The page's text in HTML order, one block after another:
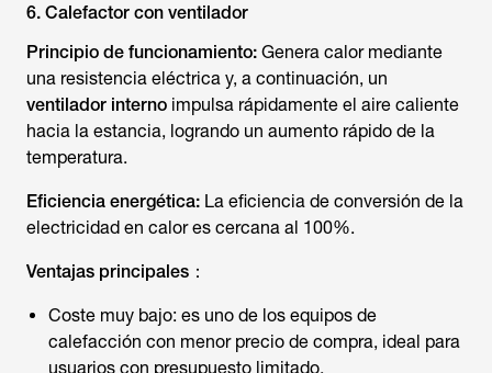
6. Calefactor con ventilador
Principio de funcionamiento: Genera calor mediante
una resistencia eléctrica y, a continuación, un
ventilador interno impulsa rápidamente el aire caliente
hacia la estancia, logrando un aumento rápido de la
temperatura.
Eficiencia energética: La eficiencia de conversión de la
electricidad en calor es cercana al 100%.
Ventajas principales：
Coste muy bajo: es uno de los equipos de
calefacción con menor precio de compra, ideal para
usuarios con presupuesto limitado.